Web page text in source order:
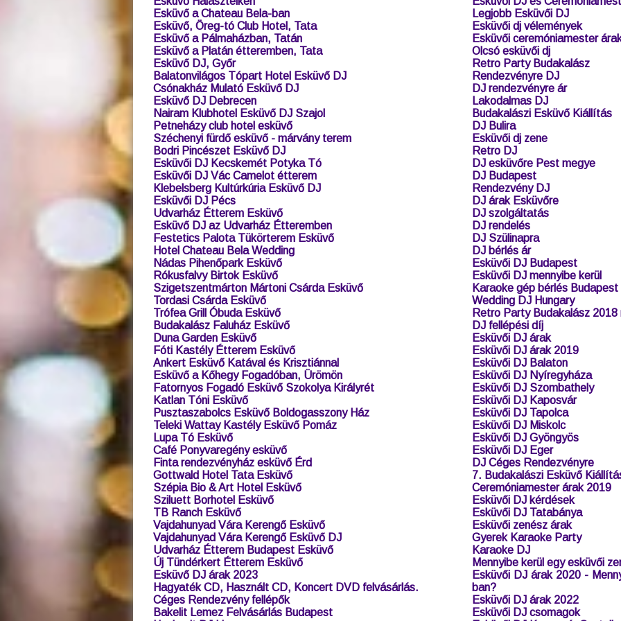
Esküvő a Chateau Bela-ban
Esküvő, Öreg-tó Club Hotel, Tata
Esküvő a Pálmaházban, Tatán
Esküvő a Platán étteremben, Tata
Esküvő DJ, Győr
Balatonvilágos Tópart Hotel Esküvő DJ
Csónakház Mulató Esküvő DJ
Esküvő DJ Debrecen
Nairam Klubhotel Esküvő DJ Szajol
Petneházy club hotel esküvő
Széchenyi fürdő esküvő - márvány terem
Bodri Pincészet Esküvő DJ
Esküvői DJ Kecskemét Potyka Tó
Esküvői DJ Vác Camelot étterem
Klebelsberg Kultúrkúria Esküvő DJ
Esküvői DJ Pécs
Udvarház Étterem Esküvő
Esküvő DJ az Udvarház Étteremben
Festetics Palota Tükörterem Esküvő
Hotel Chateau Bela Wedding
Nádas Pihenőpark Esküvő
Rókusfalvy Birtok Esküvő
Szigetszentmárton Mártoni Csárda Esküvő
Tordasi Csárda Esküvő
Trófea Grill Óbuda Esküvő
Budakalász Faluház Esküvő
Duna Garden Esküvő
Fóti Kastély Étterem Esküvő
Ankert Esküvő Katával és Krisztiánnal
Esküvő a Kőhegy Fogadóban, Ürömön
Fatornyos Fogadó Esküvő Szokolya Királyrét
Katlan Tóni Esküvő
Pusztaszabolcs Esküvő Boldogasszony Ház
Teleki Wattay Kastély Esküvő Pomáz
Lupa Tó Esküvő
Café Ponyvaregény esküvő
Finta rendezvényház esküvő Érd
Gottwald Hotel Tata Esküvő
Szépia Bio & Art Hotel Esküvő
Sziluett Borhotel Esküvő
TB Ranch Esküvő
Vajdahunyad Vára Kerengő Esküvő
Vajdahunyad Vára Kerengő Esküvő DJ
Udvarház Étterem Budapest Esküvő
Új Tündérkert Étterem Esküvő
Esküvő DJ árak 2023
Hagyaték CD, Használt CD, Koncert DVD felvásárlás.
Céges Rendezvény fellépők
Bakelit Lemez Felvásárlás Budapest
Legjobb Esküvői DJ
Esküvői dj vélemények
Esküvői ceremóniamester
Olcsó esküvői dj
Retro Party Budakalász
Rendezvényre DJ
DJ rendezvényre ár
Lakodalmas DJ
Budakalászi Esküvő Kiállítás
DJ Bulira
Esküvői dj zene
Retro DJ
DJ esküvőre Pest megye
DJ Budapest
Rendezvény DJ
DJ árak Esküvőre
DJ szolgáltatás
DJ rendelés
DJ Szülinapra
DJ bérlés ár
Esküvői DJ Budapest
Esküvői DJ mennyibe kerül
Karaoke gép bérlés Budapest
Wedding DJ Hungary
Retro Party Budakalász 2018
DJ fellépési díj
Esküvői DJ árak
Esküvői DJ árak 2019
Esküvői DJ Balaton
Esküvői DJ Nyíregyháza
Esküvői DJ Szombathely
Esküvői DJ Kaposvár
Esküvői DJ Tapolca
Esküvői DJ Miskolc
Esküvői DJ Gyöngyös
Esküvői DJ Eger
DJ Céges Rendezvényre
7. Budakalászi Esküvő
Ceremóniamester árak 2019
Esküvői DJ kérdések
Esküvői DJ Tatabánya
Esküvői zenész árak
Gyerek Karaoke Party
Karaoke DJ
Mennyibe kerül egy esküvői
Esküvői DJ árak 2020 -
ban?
Esküvői DJ árak 2022
Esküvői DJ csomagok